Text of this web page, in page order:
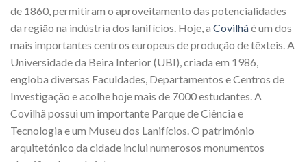
de 1860, permitiram o aproveitamento das potencialidades
da região na indústria dos lanifícios. Hoje, a Covilhãé um dos
mais importantes centros europeus de produção de têxteis. A
Universidade da Beira Interior (UBI), criada em 1986,
engloba diversas Faculdades, Departamentos e Centros de
Investigação e acolhe hoje mais de 7000 estudantes. A
Covilhã possui um importante Parque de Ciência e
Tecnologia e um Museu dos Lanifícios. O património
arquitetónico da cidade inclui numerosos monumentos